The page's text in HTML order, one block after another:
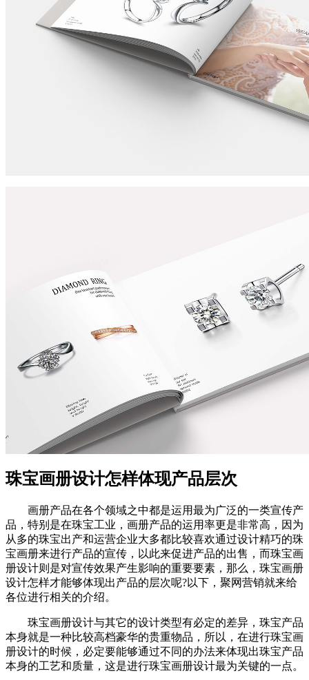
珠宝画册设计怎样体现产品层次
画册产品在各个领域之中都是运用最为广泛的一类宣传产
品，特别是在珠宝工业，画册产品的运用率更是非常高，因为
从多的珠宝出产和运营企业大多都比较喜欢通过设计精巧的珠
宝画册来进行产品的宣传，以此来促进产品的出售，而珠宝画
册设计则是对宣传效果产生影响的重要要素，那么，珠宝画册
设计怎样才能够体现出产品的层次呢?以下，聚网营销就来给
各位进行相关的介绍。
珠宝画册设计与其它的设计类型有必定的差异，珠宝产品
本身就是一种比较高档豪华的贵重物品，所以，在进行珠宝画
册设计的时候，必定要能够通过不同的办法来体现出珠宝产品
本身的工艺和质量，这是进行珠宝画册设计最为关键的一点。